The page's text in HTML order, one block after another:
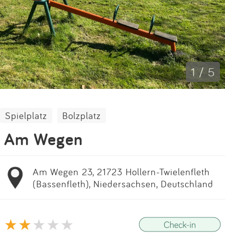
Impressum
Anmelden 1 / 5
Spielplatz Bolzplatz
Am Wegen
Am Wegen 23, 21723 Hollern-Twielenfleth
(Bassenfleth), Niedersachsen, Deutschland